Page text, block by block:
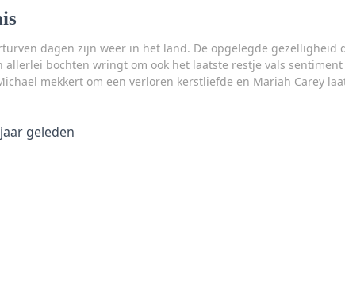
dagen zijn weer in het land. De opgelegde
allerlei bochten wringt om ook het laatste restje vals
mekkert om een verloren kerstliefde en Mariah Carey
geleden